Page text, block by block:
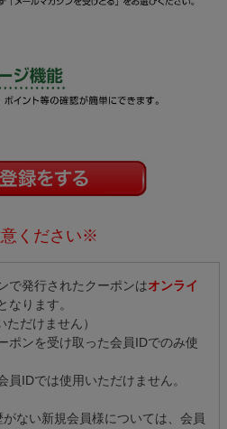
ください※
で発行されたクーポンはオンライ
なります。
ただけません）
ポンを受け取った会員IDでのみ使
IDでは使用いただけません。
ない新規会員様については、会員